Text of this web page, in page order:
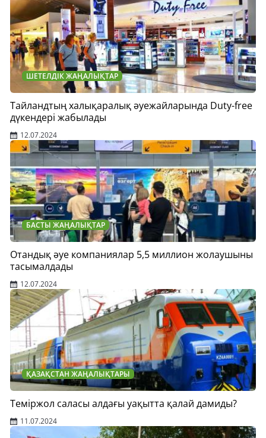
ШЕТЕЛДІК ЖАҢАЛЫҚТАР
Тайландтың халықаралық әуежайларында Duty-free
дүкендері жабылады
12.07.2024
БАСТЫ ЖАҢАЛЫҚТАР
Отандық әуе компаниялар 5,5 миллион жолаушыны
тасымалдады
12.07.2024
ҚАЗАҚСТАН ЖАҢАЛЫҚТАРЫ
Теміржол саласы алдағы уақытта қалай дамиды?
11.07.2024